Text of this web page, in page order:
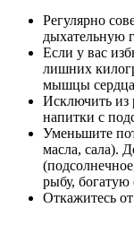
Регулярно
дыхательную
Если у вас
лишних
мышцы
Исключить из
напитки с
Уменьшите
масла, сала).
рыбу, богатую
Откажитесь